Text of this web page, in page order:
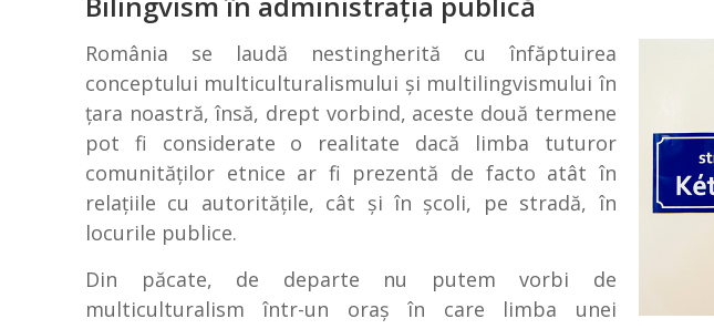
România se laudă nestingherită cu înfăptuirea
conceptului multiculturalismului şi multilingvismului în
ţara noastră, însă, drept vorbind, aceste două termene
pot fi considerate o realitate dacă limba tuturor
comunităţilor etnice ar fi prezentă de facto atât în
relaţiile cu autorităţile, cât şi în şcoli, pe stradă, în
locurile publice.
Din păcate, de departe nu putem vorbi de
multiculturalism într-un oraş în care limba unei